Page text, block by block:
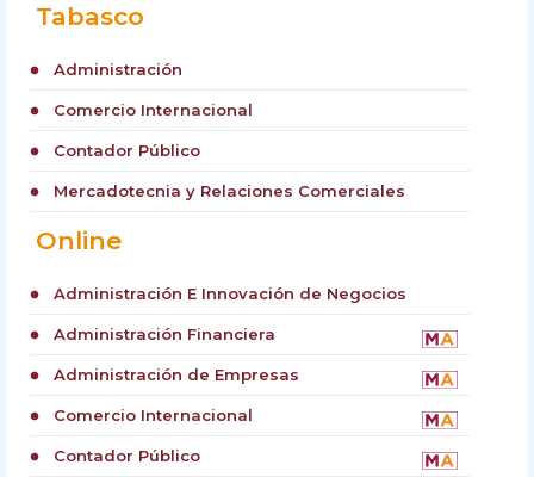
Tabasco
circle Administración
circle Comercio Internacional
circle Contador Público
circle Mercadotecnia y Relaciones Comerciales
Online
circle Administración E Innovación de Negocios
circle Administración Financiera
circle Administración de Empresas
circle Comercio Internacional
circle Contador Público